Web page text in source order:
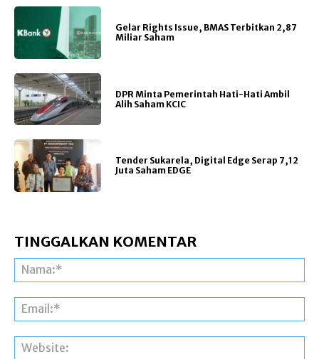
Gelar Rights Issue, BMAS Terbitkan 2,87
Miliar Saham
DPR Minta Pemerintah Hati-Hati Ambil
Alih Saham KCIC
Tender Sukarela, Digital Edge Serap 7,12
Juta Saham EDGE
TINGGALKAN KOMENTAR